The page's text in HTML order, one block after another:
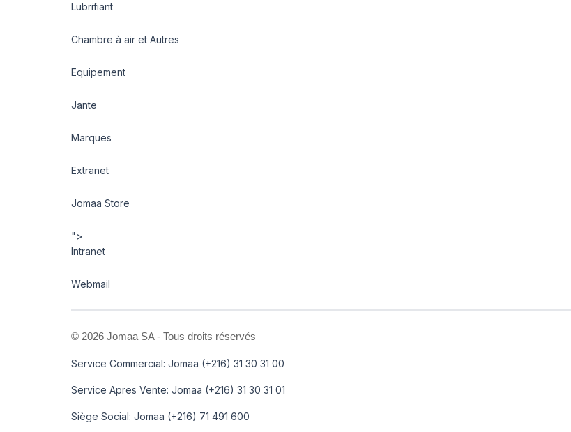
Lubrifiant
Chambre à air et Autres
Equipement
Jante
Marques
Extranet
Jomaa Store
">
Intranet
Webmail
© 2026 Jomaa SA - Tous droits réservés
Service Commercial: Jomaa (+216) 31 30 31 00
Service Apres Vente: Jomaa (+216) 31 30 31 01
Siège Social: Jomaa (+216) 71 491 600